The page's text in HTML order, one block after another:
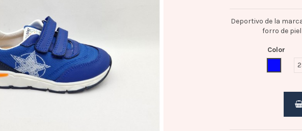
Deportivo de la
forro de
Color
AZULON